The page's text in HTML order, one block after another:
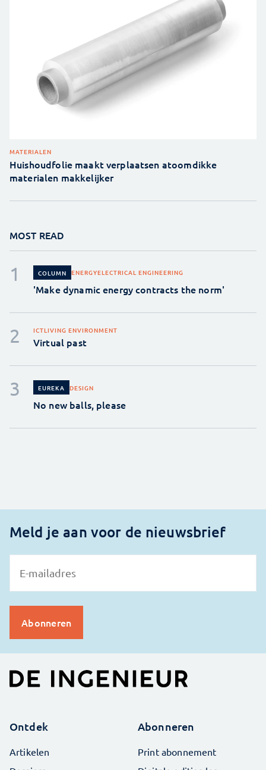
MATERIALEN
Huishoudfolie maakt verplaatsen atoomdikke
materialen makkelijker
MOST READ
COLUMN ENERGYELECTRICAL ENGINEERING
'Make dynamic energy contracts the norm'
ICTLIVING ENVIRONMENT
Virtual past
EUREKA DESIGN
No new balls, please
Meld je aan voor de nieuwsbrief
Ontdek
Artikelen
Abonneren
Print abonnement